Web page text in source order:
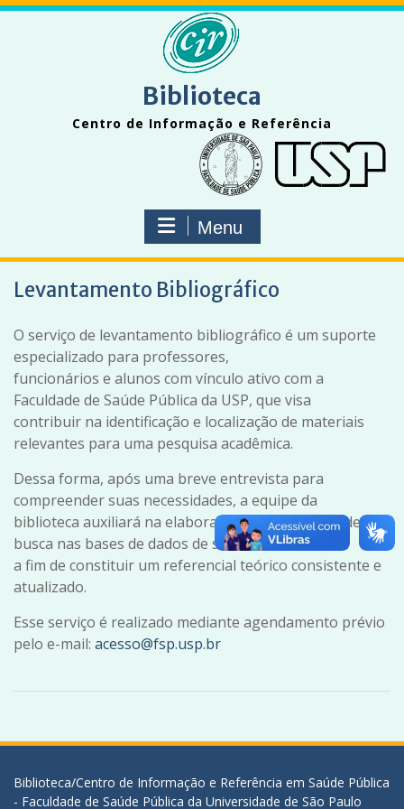
Biblioteca
Centro de Informação e Referência
Menu
Levantamento Bibliográfico
O serviço de levantamento bibliográfico é um suporte
especializado para professores,
funcionários e alunos com vínculo ativo com a
Faculdade de Saúde Pública da USP, que visa
contribuir na identificação e localização de materiais
relevantes para uma pesquisa acadêmica.
Dessa forma, após uma breve entrevista para
compreender suas necessidades, a equipe da
biblioteca auxiliará na elaboração de estratégias de
busca nas bases de dados de seu interesse,
a fim de constituir um referencial teórico consistente e
atualizado.
Esse serviço é realizado mediante agendamento prévio
pelo e-mail: acesso@fsp.usp.br
Biblioteca/Centro de Informação e Referência em Saúde Pública
- Faculdade de Saúde Pública da Universidade de São Paulo